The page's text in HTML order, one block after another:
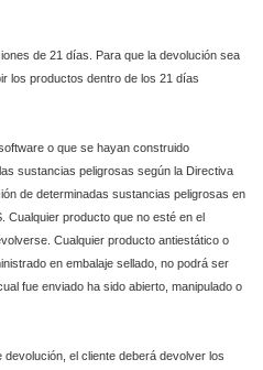
de 21 días. Para que la devolución sea
los productos dentro de los 21 días
o que se hayan construido
sustancias peligrosas según la Directiva
de determinadas sustancias peligrosas en
Cualquier producto que no esté en el
Cualquier producto antiestático o
en embalaje sellado, no podrá ser
fue enviado ha sido abierto, manipulado o
el cliente deberá devolver los